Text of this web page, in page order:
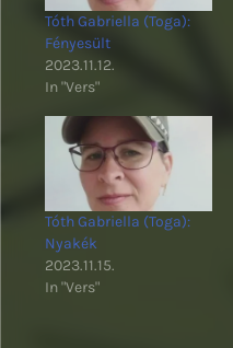
Tóth Gabriella (Toga):
Fényesült
2023.11.12.
In "Vers"
Tóth Gabriella (Toga):
Nyakék
2023.11.15.
In "Vers"